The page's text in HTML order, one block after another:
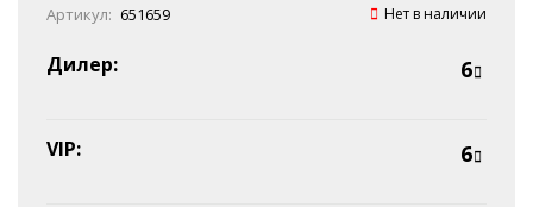
Наличные
Эквайринг
Оплата на P/C
Артикул: 651659 Нет в наличии
Дилер: 6
VIP: 6